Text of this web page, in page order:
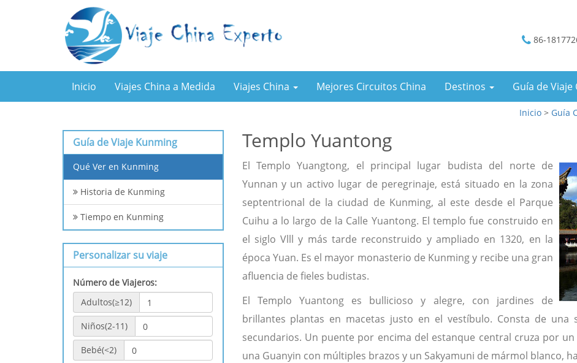
86-
Inicio Viajes China a Medida Viajes China Mejores Circuitos China Destinos Guía de Viaje
Inicio > Guía
Templo Yuantong
El Templo Yuangtong, el principal lugar budista del norte de
Yunnan y un activo lugar de peregrinaje, está situado en la zona
septentrional de la ciudad de Kunming, al este desde el Parque
Cuihu a lo largo de la Calle Yuantong. El templo fue construido en
el siglo Vlll y más tarde reconstruido y ampliado en 1320, en la
época Yuan. Es el mayor monasterio de Kunming y recibe una gran
afluencia de fieles budistas.
El Templo Yuantong es bullicioso y alegre, con jardines de
brillantes plantas en macetas justo en el vestíbulo. Consta de una
secundarios. Un puente por encima del estanque central cruza por
una Guanyin con múltiples brazos y un Sakyamuni de mármol blanco,
Guía de Viaje Kunming
Qué Ver en Kunming
Historia de Kunming
Tiempo en Kunming
Personalizar su viaje
Número de Viajeros:
Adultos(≥12)
Niños(2-11)
Bebé(<2)